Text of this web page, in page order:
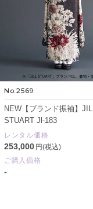
No.2569
NEW【ブランド振袖】JILL
STUART Jl-183
レンタル価格
253,000 円(税込)
ご購入価格
-